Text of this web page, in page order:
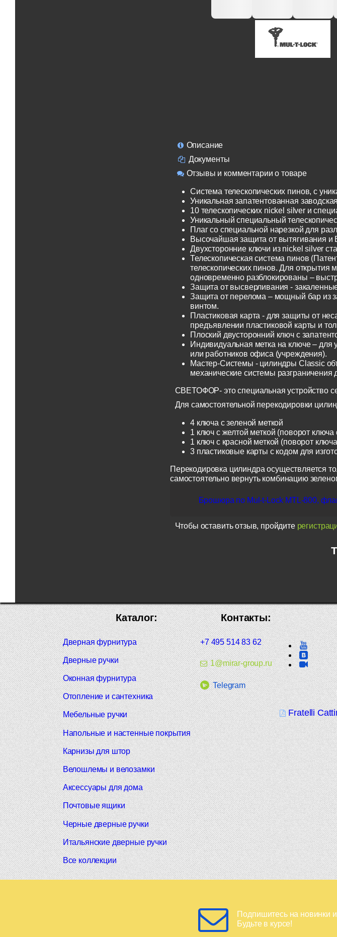
Описание
Документы
Отзывы и комментарии о товаре
Система телескопических пинов, с
Уникальная запатентованная
10 телескопических nickel silver и
Уникальный специальный
Плаг со специальной нарезкой для
Высочайшая защита от вытягивания
Двухсторонние ключи из nickel silver
Телескопическая система пинов
телескопических пинов. Для
одновременно разблокированы –
Защита от высверливания -
Защита от перелома – мощный бар из
винтом.
Пластиковая карта - для защиты от
предъявлении пластиковой карты и
Плоский двусторонний ключ с
Индивидуальная метка на ключе – для
или работников офиса (учреждения).
Мастер-Системы - цилиндры Classic
механические системы
СВЕТОФОР- это специальная устройство
Для самостоятельной перекодировки
4 ключа с зеленой меткой
1 ключ с желтой меткой (поворот
1 ключ с красной меткой (поворот
3 пластиковые карты с кодом для
Перекодировка цилиндра осуществляется
самостоятельно вернуть комбинацию
Брошюра по Mul-t-Lock MTL-800,
Чтобы оставить отзыв, пройдите
Fratelli
Контакты:
+7 495 514 83 62
1@mirar-group.ru
Telegram
Каталог:
Дверная фурнитура
Дверные ручки
Оконная фурнитура
Отопление и сантехника
Мебельные ручки
Напольные и настенные покрытия
Карнизы для штор
Велошлемы и велозамки
Аксессуары для дома
Почтовые ящики
Черные дверные ручки
Итальянские дверные ручки
Все коллекции
Подпишитесь на новинки
Будьте в курсе!